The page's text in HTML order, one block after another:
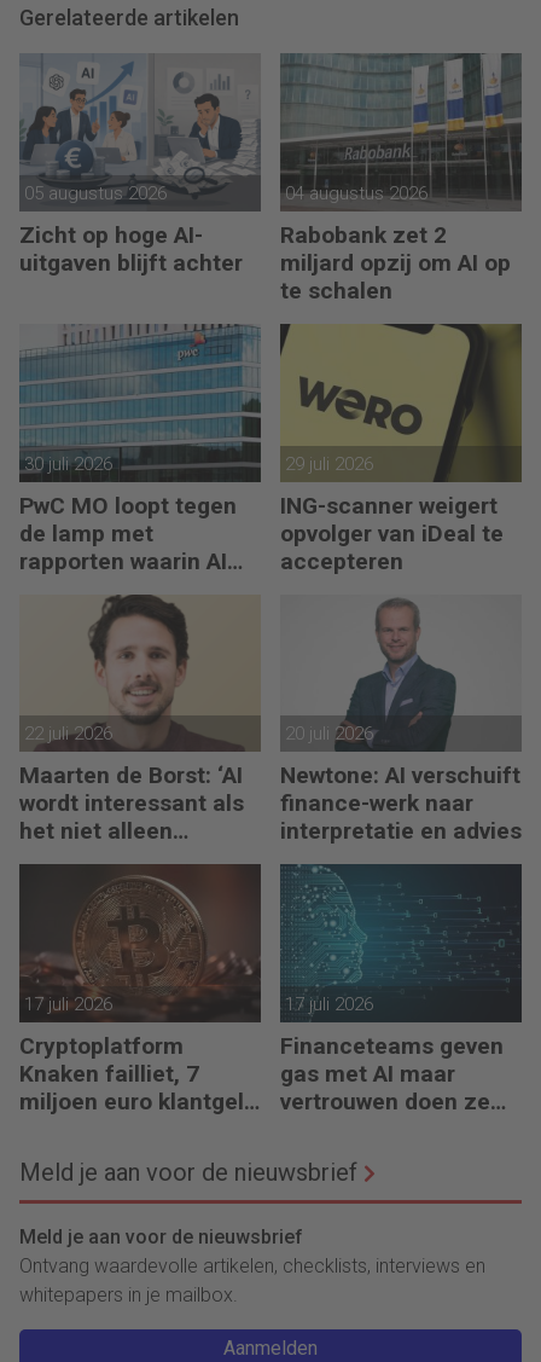
Gerelateerde artikelen
05 augustus 2026
Zicht op hoge AI-
uitgaven blijft achter
04 augustus 2026
Rabobank zet 2
miljard opzij om AI op
te schalen
30 juli 2026
PwC MO loopt tegen
de lamp met
rapporten waarin AI
erop los liegt
29 juli 2026
ING-scanner weigert
opvolger van iDeal te
accepteren
22 juli 2026
Maarten de Borst: ‘AI
wordt interessant als
het niet alleen
meedenkt, maar ook
20 juli 2026
Newtone: AI verschuift
finance-werk naar
interpretatie en advies
17 juli 2026
Cryptoplatform
Knaken failliet, 7
miljoen euro klantgeld
17 juli 2026
Financeteams geven
gas met AI maar
vertrouwen doen ze
Meld je aan voor de nieuwsbrief
Meld je aan voor de nieuwsbrief
Ontvang waardevolle artikelen, checklists, interviews en
whitepapers in je mailbox.
Aanmelden